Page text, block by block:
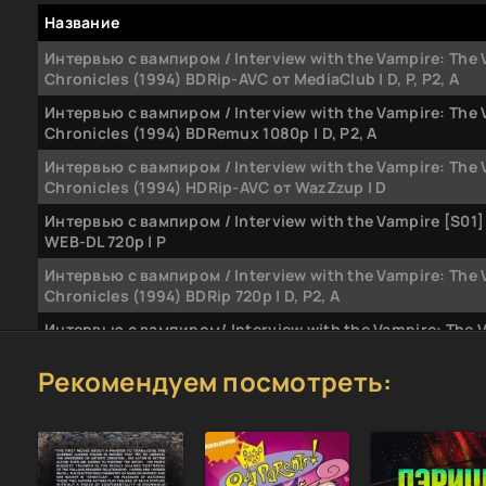
Название
Интервью с вампиром / Interview with the Vampire: The
Chronicles (1994) BDRip-AVC от MediaClub | D, P, P2, A
Интервью с вампиром / Interview with the Vampire: The
Chronicles (1994) BDRemux 1080p | D, P2, A
Интервью с вампиром / Interview with the Vampire: The
Chronicles (1994) HDRip-AVC от WazZzup | D
Интервью с вампиром / Interview with the Vampire
WEB-DL 720p | P
Интервью с вампиром / Interview with the Vampire: The
Chronicles (1994) BDRip 720p | D, P2, A
Интервью с вампиром/ Interview with the Vampire: The
Энн Райс - Вампирские хроники 1. Интервью с
Энн Райс - Вампирские хроники. Интервью с вампиром
МР3
Рекомендуем посмотреть: